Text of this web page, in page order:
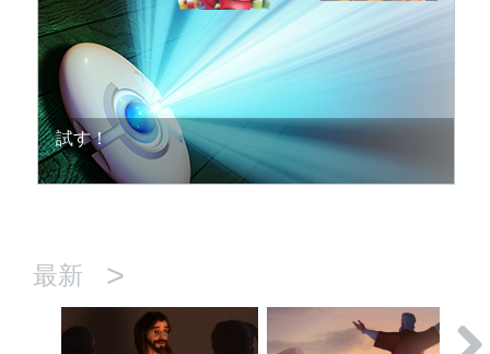
試す！
最新 >